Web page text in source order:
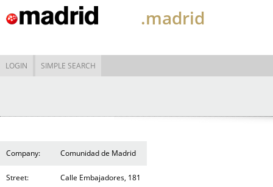
.madrid
LOGIN SIMPLE SEARCH
Company: Comunidad de Madrid
Street: Calle Embajadores, 181